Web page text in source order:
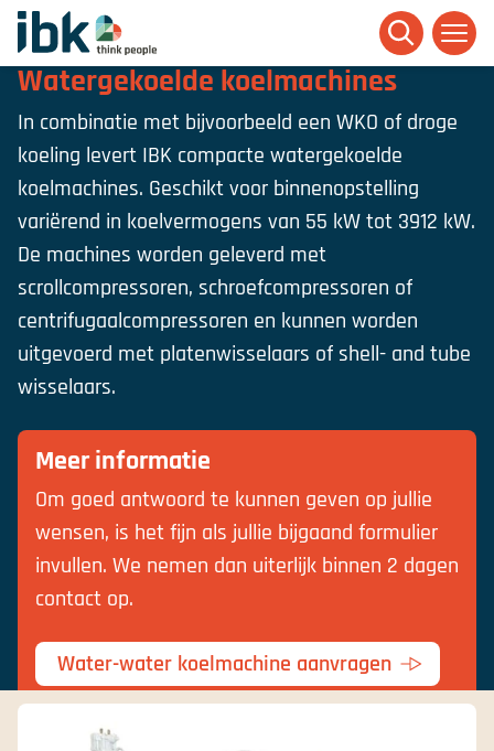
Ga naar homepage
Watergekoelde koelmachines
In combinatie met bijvoorbeeld een WKO of droge
koeling levert IBK compacte watergekoelde
koelmachines. Geschikt voor binnenopstelling
variërend in koelvermogens van 55 kW tot 3912 kW.
De machines worden geleverd met
scrollcompressoren, schroefcompressoren of
centrifugaalcompressoren en kunnen worden
uitgevoerd met platenwisselaars of shell- and tube
wisselaars.
Meer informatie
Om goed antwoord te kunnen geven op jullie
wensen, is het fijn als jullie bijgaand formulier
invullen. We nemen dan uiterlijk binnen 2 dagen
contact op.
Water-water koelmachine aanvragen